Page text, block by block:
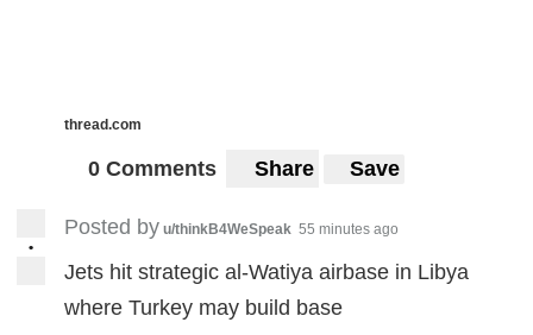
thread.com
0 Comments Share Save
•
Posted by u/thinkB4WeSpeak 55 minutes ago
Jets hit strategic al-Watiya airbase in Libya
where Turkey may build base